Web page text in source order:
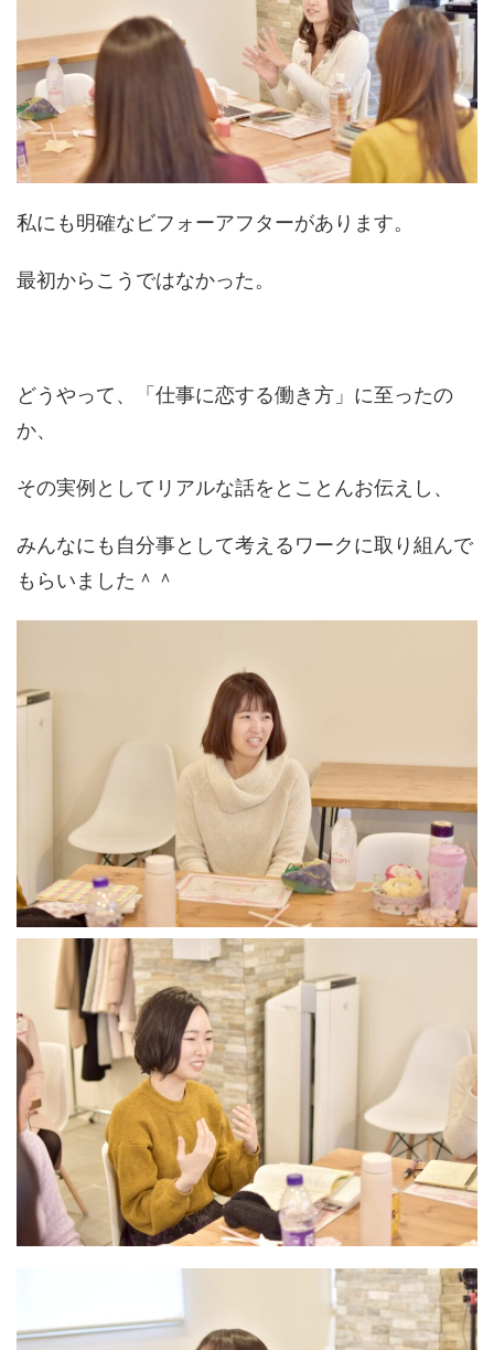
私にも明確なビフォーアフターがあります。
最初からこうではなかった。
どうやって、「仕事に恋する働き方」に至ったの
か、
その実例としてリアルな話をとことんお伝えし、
みんなにも自分事として考えるワークに取り組んで
もらいました＾＾